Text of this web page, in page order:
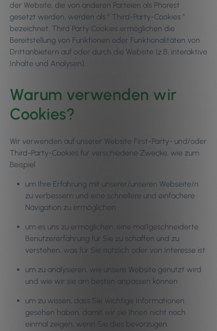
der Website, die von anderen Parteien als Phorest
gesetzt werden, werden als ” Third-Party-Cookies ”
bezeichnet. Third Party Cookies ermöglichen die
Bereitstellung von Funktionen oder Funktionalitäten von
Drittanbietern auf oder durch die Website (z.B. interaktive
Inhalte und Analysen).
Warum verwenden wir
Cookies?
Wir verwenden auf unserer Website First-Party- und/oder
Third-Party-Cookies für verschiedene Zwecke, wie zum
Beispiel
um Ihre Erfahrung mit unserer/unseren Webseite/n
zu verbessern und eine schnellere und einfachere
Navigation zu ermöglichen
um es uns zu ermöglichen, eine maßgeschneiderte
Benutzererfahrung für Sie zu schaffen und zu
verstehen, was für Sie nützlich oder von Interesse ist
um zu analysieren, wie unsere Website genutzt wird
und wie wir sie am besten anpassen können
um zu wissen, dass Sie wichtige Informationen
gesehen haben, damit wir sie Ihnen nicht noch
einmal zeigen, wenn Sie dies bevorzugen.